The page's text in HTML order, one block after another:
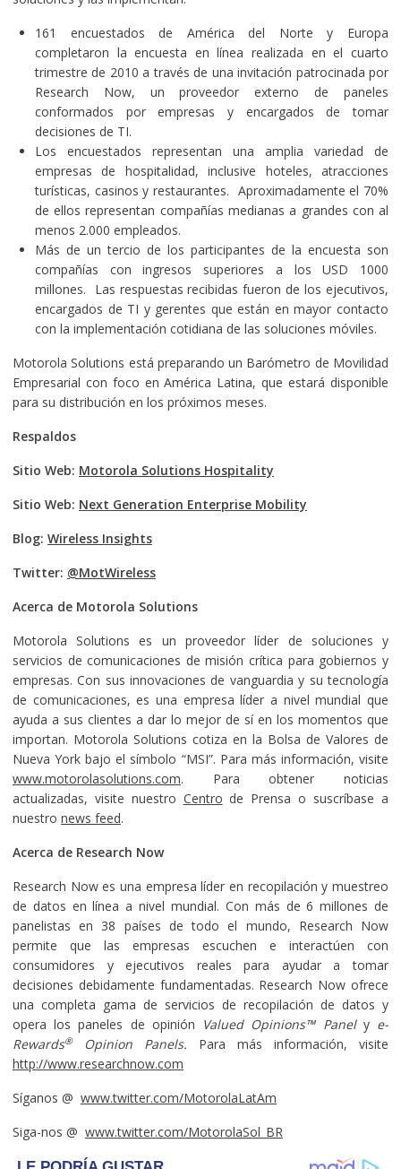
161 encuestados de América del Norte y Europa
completaron la encuesta en línea realizada en el cuarto
trimestre de 2010 a través de una invitación patrocinada por
Research Now, un proveedor externo de paneles
conformados por empresas y encargados de tomar
decisiones de TI.
Los encuestados representan una amplia variedad de
empresas de hospitalidad, inclusive hoteles, atracciones
turísticas, casinos y restaurantes. Aproximadamente el 70%
de ellos representan compañías medianas a grandes con al
menos 2.000 empleados.
Más de un tercio de los participantes de la encuesta son
compañías con ingresos superiores a los USD 1000
millones. Las respuestas recibidas fueron de los ejecutivos,
encargados de TI y gerentes que están en mayor contacto
con la implementación cotidiana de las soluciones móviles.
Motorola Solutions está preparando un Barómetro de Movilidad
Empresarial con foco en América Latina, que estará disponible
para su distribución en los próximos meses.
Respaldos
Sitio Web: Motorola Solutions Hospitality
Sitio Web: Next Generation Enterprise Mobility
Blog: Wireless Insights
Twitter: @MotWireless
Acerca de Motorola Solutions
Motorola Solutions es un proveedor líder de soluciones y
servicios de comunicaciones de misión crítica para gobiernos y
empresas. Con sus innovaciones de vanguardia y su tecnología
de comunicaciones, es una empresa líder a nivel mundial que
ayuda a sus clientes a dar lo mejor de sí en los momentos que
importan. Motorola Solutions cotiza en la Bolsa de Valores de
Nueva York bajo el símbolo “MSI”. Para más información, visite
www.motorolasolutions.com. Para obtener noticias
actualizadas, visite nuestro Centro de Prensa o suscríbase a
nuestro news feed.
Acerca de Research Now
Research Now es una empresa líder en recopilación y muestreo
de datos en línea a nivel mundial. Con más de 6 millones de
panelistas en 38 países de todo el mundo, Research Now
permite que las empresas escuchen e interactúen con
consumidores y ejecutivos reales para ayudar a tomar
decisiones debidamente fundamentadas. Research Now ofrece
una completa gama de servicios de recopilación de datos y
opera los paneles de opinión Valued Opinions™ Panelye-
Rewards®Opinion Panels. Para más información, visite
http://www.researchnow.com
Síganos @ www.twitter.com/MotorolaLatAm
Siga-nos @ www.twitter.com/MotorolaSol_BR